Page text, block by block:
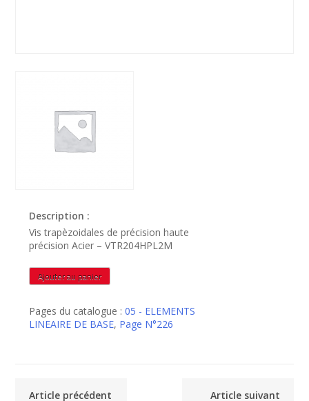
Description :
Vis trapèzoidales de précision haute
précision Acier – VTR204HPL2M
quantité
de
Ajouter au panier
Pages du catalogue :05 - ELEMENTS
LINEAIRE DE BASE, Page N°226
Article précédent
Article suivant